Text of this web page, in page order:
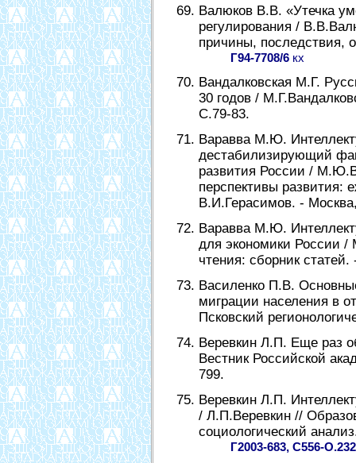
Валюков В.В. «Утечка
регулирования /
причины, последствия,
Г94-7708/6 кх
Вандалковская М.Г.
30 годов /
С.79-83.
Варавва М.Ю.
дестабилизирующий
развития России /
перспективы развития:
В.И.Герасимов. -
Варавва М.Ю.
для экономики России
чтения: сборник
Василенко П.В.
миграции населения в
Псковский
Веревкин Л.П. Еще раз
Вестник Российской
799.
Веревкин Л.П.
/ Л.П.Веревкин //
социологический
Г2003-683, С556-О.232